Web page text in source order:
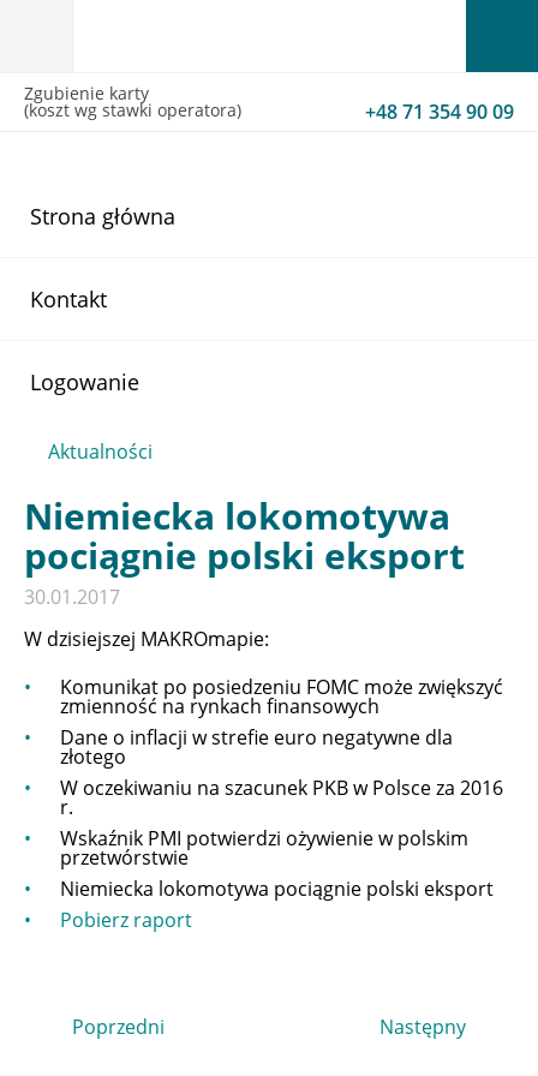
Zgubienie karty
(koszt wg stawki operatora) +48 71 354 90 09
Strona główna
Kontakt
Logowanie
Aktualności
Niemiecka lokomotywa
pociągnie polski eksport
30.01.2017
W dzisiejszej MAKROmapie:
Komunikat po posiedzeniu FOMC może zwiększyć
zmienność na rynkach finansowych
Dane o inflacji w strefie euro negatywne dla
złotego
W oczekiwaniu na szacunek PKB w Polsce za 2016
r.
Wskaźnik PMI potwierdzi ożywienie w polskim
przetwórstwie
Niemiecka lokomotywa pociągnie polski eksport
Pobierz raport
Poprzedni Następny